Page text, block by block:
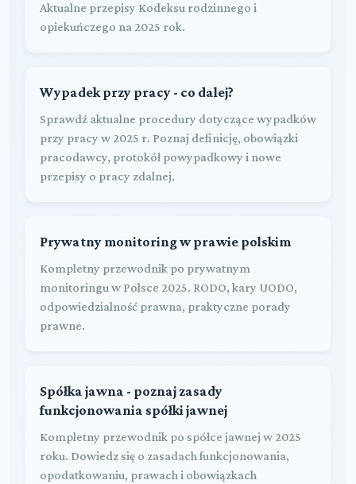
Aktualne przepisy Kodeksu rodzinnego i
opiekuńczego na 2025 rok.
Wypadek przy pracy - co dalej?
Sprawdź aktualne procedury dotyczące wypadków
przy pracy w 2025 r. Poznaj definicję, obowiązki
pracodawcy, protokół powypadkowy i nowe
przepisy o pracy zdalnej.
Prywatny monitoring w prawie polskim
Kompletny przewodnik po prywatnym
monitoringu w Polsce 2025. RODO, kary UODO,
odpowiedzialność prawna, praktyczne porady
prawne.
Spółka jawna - poznaj zasady
funkcjonowania spółki jawnej
Kompletny przewodnik po spółce jawnej w 2025
roku. Dowiedz się o zasadach funkcjonowania,
opodatkowaniu, prawach i obowiązkach